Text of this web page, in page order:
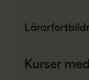
Kurser